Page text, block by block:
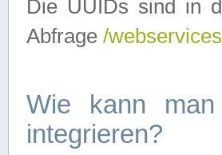
Die UUIDs sind in
Abfrage /
Wie kann man
integrieren?